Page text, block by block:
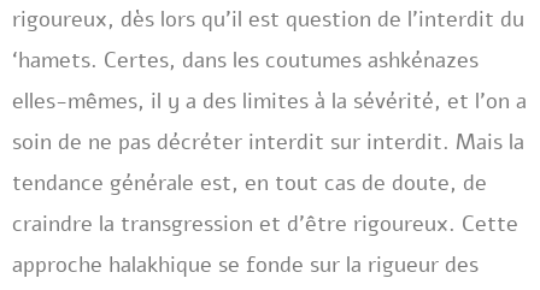
rigoureux, dès lors qu’il est question de l’interdit du
‘hamets. Certes, dans les coutumes ashkénazes
elles-mêmes, il y a des limites à la sévérité, et l’on a
soin de ne pas décréter interdit sur interdit. Mais la
tendance générale est, en tout cas de doute, de
craindre la transgression et d’être rigoureux. Cette
approche halakhique se fonde sur la rigueur des